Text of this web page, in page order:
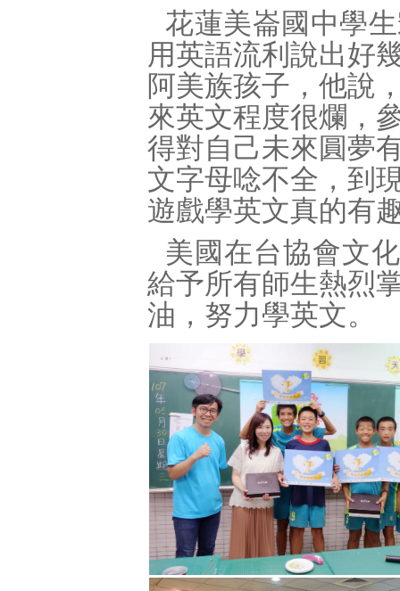
花蓮美崙國中學
用英語流利說出好
阿美族孩子，他說
來英文程度很爛，
得對自己未來圓夢
文字母唸不全，到
遊戲學英文真的有
美國在台協會文
給予所有師生熱烈
油，努力學英文。